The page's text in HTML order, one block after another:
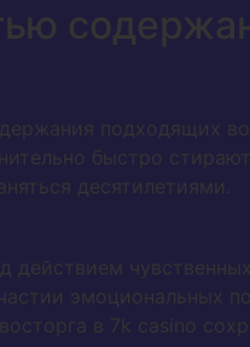
подходящих
быстро
десятилетиями.
эмоциональных
в 7k casino